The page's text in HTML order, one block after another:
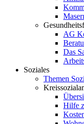
AG
Das
Soziales
Themen
Hilfe